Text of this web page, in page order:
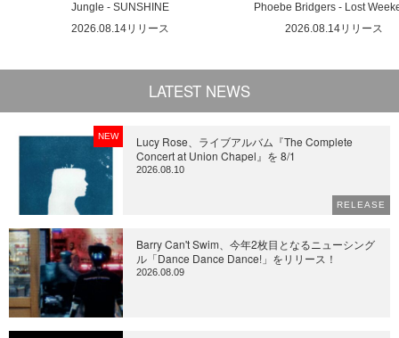
Jungle - SUNSHINE
2026.08.14リリース
Phoebe Bridgers - Lost
2026.08.14リリース
LATEST NEWS
NEW
Lucy Rose、ライブアルバム『The Complete
Concert at Union Chapel』を 8/1
2026.08.10
RELEASE
Barry Can't Swim、今年2枚目となるニューシング
ル「Dance Dance Dance!」をリリース！
2026.08.09